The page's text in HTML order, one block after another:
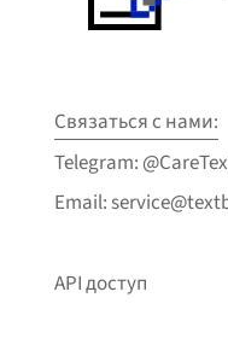
Связаться с нами:
Telegram:
Email:
API доступ